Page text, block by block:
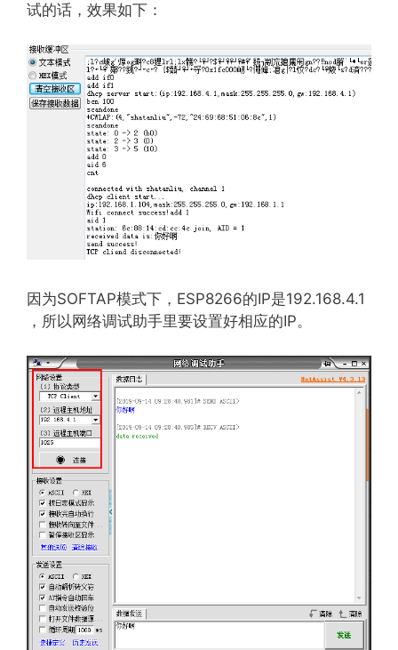
试的话，效果如下：
因为SOFTAP模式下，ESP8266的IP是192.168.4.1
，所以网络调试助手里要设置好相应的IP。